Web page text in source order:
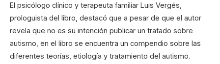
El psicólogo clínico y terapeuta familiar Luis Vergés,
prologuista del libro, destacó que a pesar de que el autor
revela que no es su intención publicar un tratado sobre
autismo, en el libro se encuentra un compendio sobre las
diferentes teorías, etiología y tratamiento del autismo.